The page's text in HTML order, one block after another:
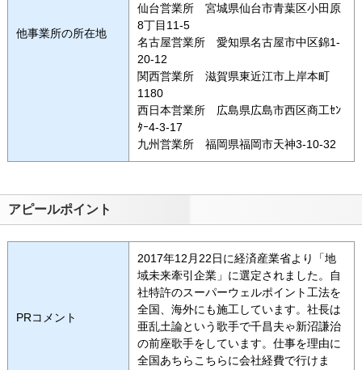
他事業所の所在地
仙台営業所 宮城県仙台市青葉区小田原
8丁目11-5
名古屋営業所 愛知県名古屋市中区錦1-
20-12
関西営業所 滋賀県東近江市上岸本町
1180
西日本営業所 広島県広島市西区商工ｾﾝ
ﾀｰ4-3-17
九州営業所 福岡県福岡市天神3-10-32
アピールポイント
PRコメント
2017年12月22日に経済産業省より「地
域未来牽引企業」に選定されました。自
社特許のスーパーウェルポイント工法を
全国、海外にも施工しています。社長は
亜乱土論という歌手で千昌夫ゃ新沼謙治
の前座歌手をしています。仕事を理由に
全国あちらこちらに会社経費で行けま